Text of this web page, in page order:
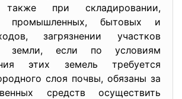
при складировании,
промышленных, бытовых и
загрязнении участков
земли, если по условиям
этих земель требуется
слоя почвы, обязаны за
средств осуществить